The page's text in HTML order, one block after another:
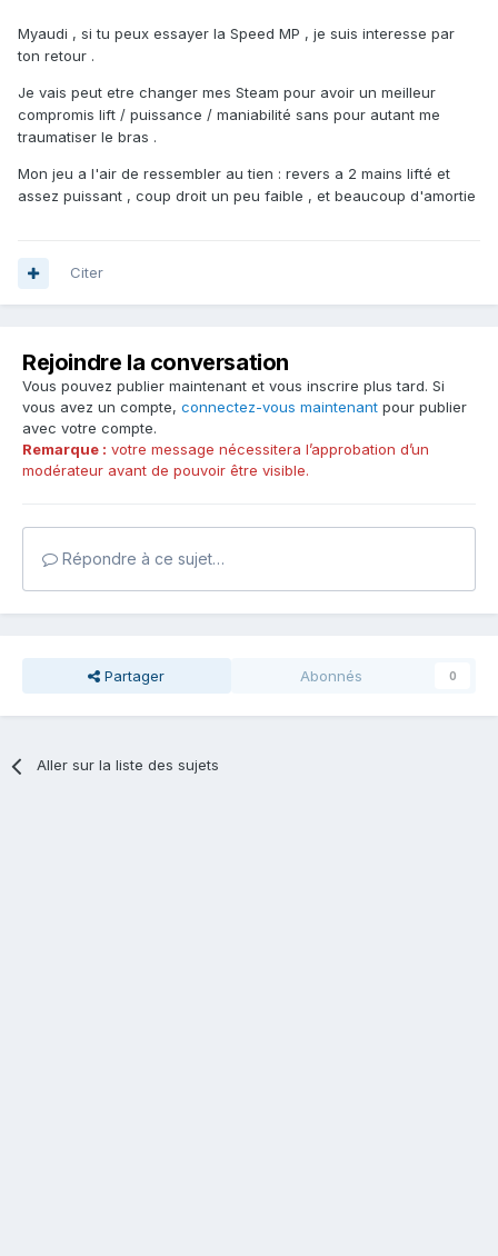
Myaudi , si tu peux essayer la Speed MP , je suis interesse par
ton retour .
Je vais peut etre changer mes Steam pour avoir un meilleur
compromis lift / puissance / maniabilité sans pour autant me
traumatiser le bras .
Mon jeu a l'air de ressembler au tien : revers a 2 mains lifté et
assez puissant , coup droit un peu faible , et beaucoup d'amortie
Citer
Rejoindre la conversation
Vous pouvez publier maintenant et vous inscrire plus tard. Si
vous avez un compte, connectez-vous maintenant pour publier
avec votre compte.
Remarque : votre message nécessitera l’approbation d’un
modérateur avant de pouvoir être visible.
Répondre à ce sujet…
Partager Abonnés 0
Aller sur la liste des sujets